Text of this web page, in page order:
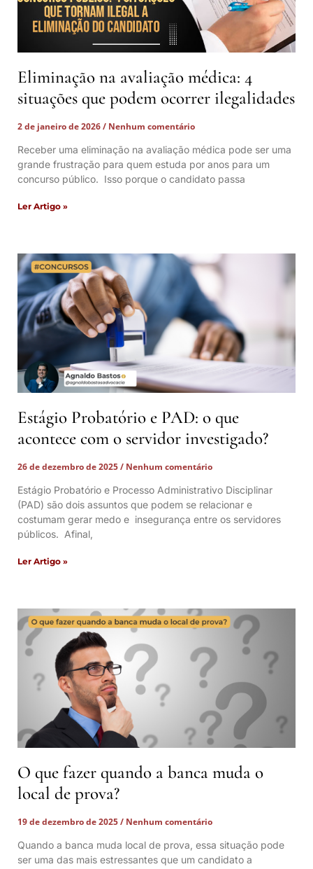
Eliminação na avaliação médica: 4
situações que podem ocorrer ilegalidades
2 de janeiro de 2026
Nenhum comentário
Receber uma eliminação na avaliação médica pode ser uma
grande frustração para quem estuda por anos para um
concurso público. Isso porque o candidato passa
Ler Artigo »
Estágio Probatório e PAD: o que
acontece com o servidor investigado?
26 de dezembro de 2025
Nenhum comentário
Estágio Probatório e Processo Administrativo Disciplinar
(PAD) são dois assuntos que podem se relacionar e
costumam gerar medo e insegurança entre os servidores
públicos. Afinal,
Ler Artigo »
O que fazer quando a banca muda o
local de prova?
19 de dezembro de 2025
Nenhum comentário
Quando a banca muda local de prova, essa situação pode
ser uma das mais estressantes que um candidato a